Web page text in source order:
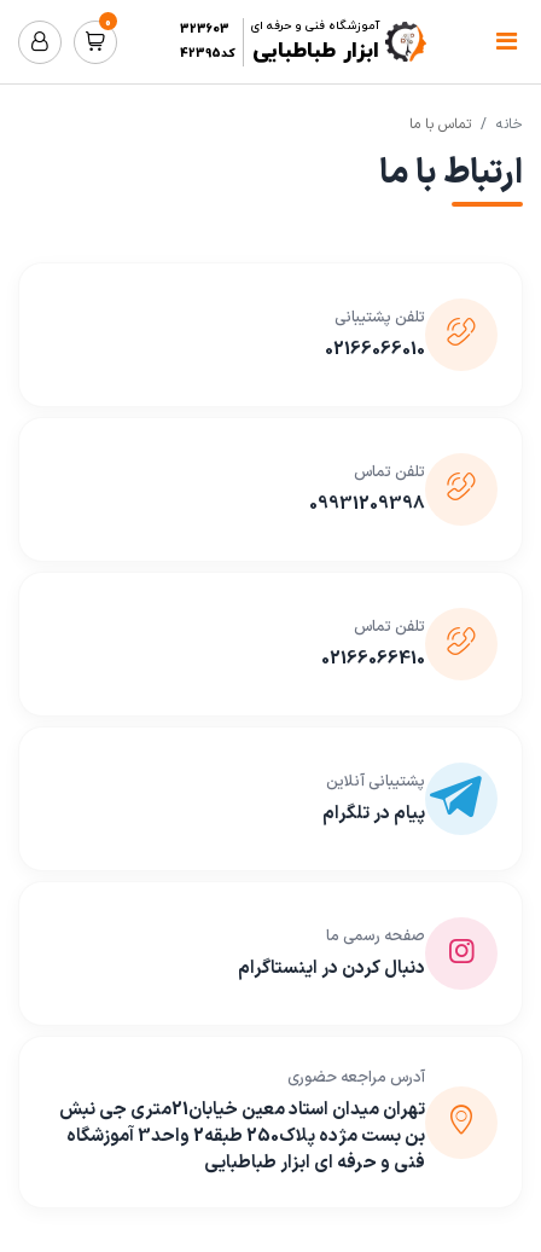
آموزشگاه فنی و حرفه ای
ابزار طباطبایی
323603
کد42395
0
خانه تماس با ما
ارتباط با ما
تلفن پشتیبانی
02166066010
تلفن تماس
09931209398
تلفن تماس
02166066410
پشتیبانی آنلاین
پیام در تلگرام
صفحه رسمی ما
دنبال کردن در اینستاگرام
آدرس مراجعه حضوری
تهران میدان استاد معین خیابان21متری جی نبش
بن بست مژده پلاک250 طبقه2 واحد3 آموزشگاه
فنی و حرفه ای ابزار طباطبایی